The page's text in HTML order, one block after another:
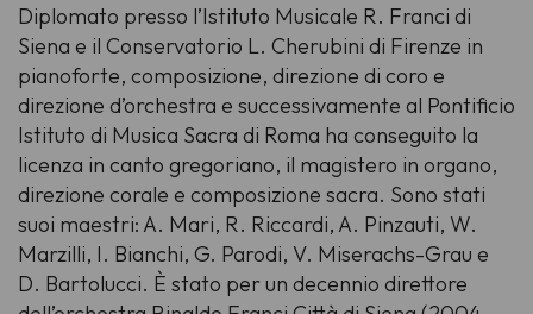
Diplomato presso l’Istituto Musicale R. Franci di
Siena e il Conservatorio L. Cherubini di Firenze in
pianoforte, composizione, direzione di coro e
direzione d’orchestra e successivamente al Pontificio
Istituto di Musica Sacra di Roma ha conseguito la
licenza in canto gregoriano, il magistero in organo,
direzione corale e composizione sacra. Sono stati
suoi maestri: A. Mari, R. Riccardi, A. Pinzauti, W.
Marzilli, I. Bianchi, G. Parodi, V. Miserachs-Grau e
D. Bartolucci. È stato per un decennio direttore